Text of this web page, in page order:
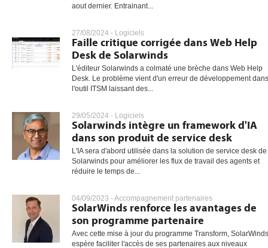
aout dernier. Entrainant...
27/08/2024 - Logiciels
Faille critique corrigée dans Web Help
Desk de Solarwinds
L'éditeur Solarwinds a colmaté une brèche dans Web Help
Desk. Le problème vient d'un erreur de développement dans
l'outil ITSM laissant des...
29/05/2024 - Logiciels
Solarwinds intègre un framework d'IA
dans son produit de service desk
L'IA sera d'abord utilisée dans la solution de service desk de
Solarwinds pour améliorer les flux de travail des agents et
réduire le temps de...
04/09/2023 -Accompagnement partenaires
SolarWinds renforce les avantages de
son programme partenaire
Avec cette mise à jour du programme Transform, SolarWinds
espère faciliter l'accès de ses partenaires aux niveaux